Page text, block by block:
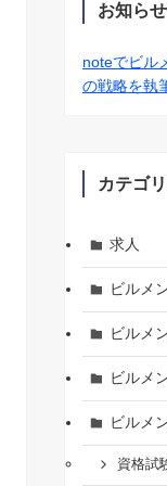
お知らせ
noteでビル
の戦略を執
カテゴ
求人
ビルメ
ビルメ
ビルメ
ビルメ
資格試